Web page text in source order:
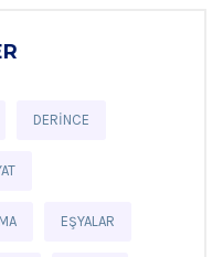
DERINCE
EŞYALAR